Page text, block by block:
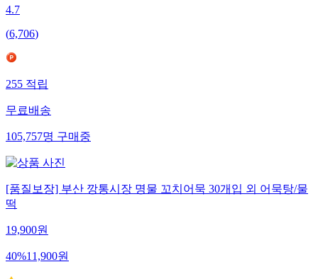
4.7
(6,706)
255적립
무료배송
105,757명구매중
[품질보장] 부산 깡통시장 명물 꼬치어묵 30개입 외 어묵탕/물
떡
19,900원
40%11,900원